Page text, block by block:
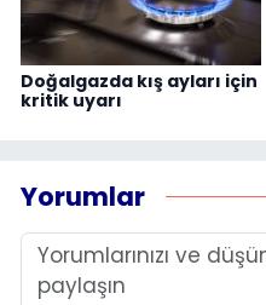
Doğalgazda kış ayları için
kritik uyarı
Yorumlar